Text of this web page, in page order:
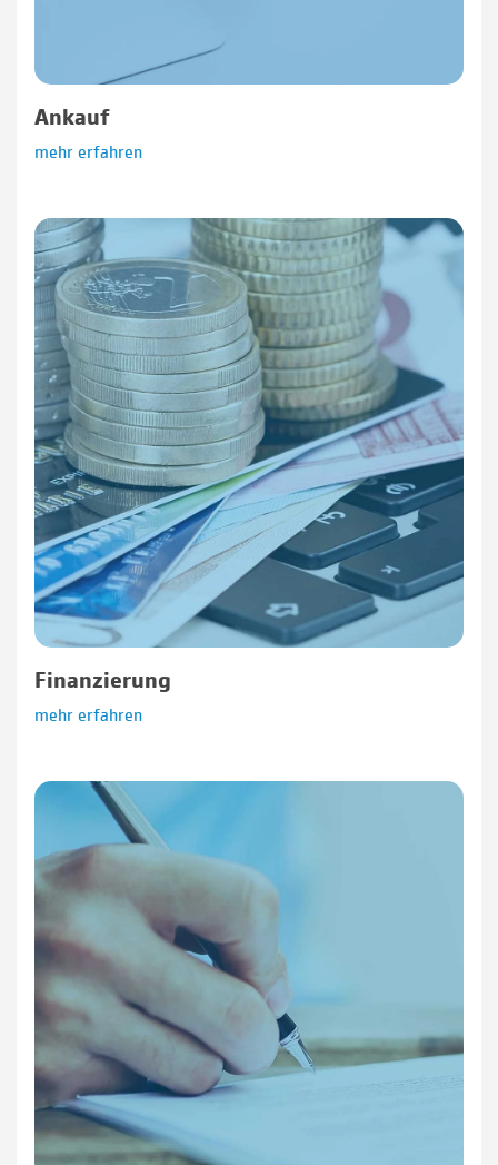
Ankauf
mehr erfahren
Finanzierung
mehr erfahren